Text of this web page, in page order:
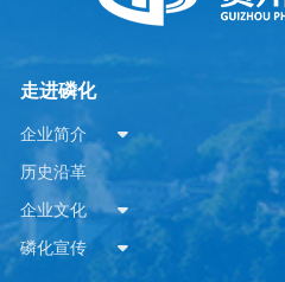
走进磷化
企业简介
历史沿革
企业文化
磷化宣传